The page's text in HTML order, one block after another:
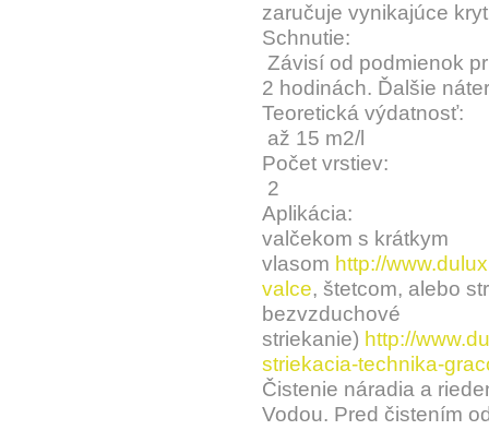
zaručuje vynikajúce
Schnutie:
Závisí od podmienok
2 hodinách. Ďalšie
Teoretická výdatnosť:
až 15 m2/l
Počet vrstiev:
2
Aplikácia:
valčekom s krátkym
vlasom http://
valce, štetcom, alebo
bezvzduchové
striekanie) http://
striekacia-technika-
Čistenie náradia a
Vodou. Pred čistením